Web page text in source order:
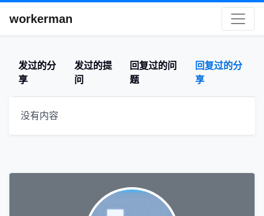
workerman
发过的分
享
发过的提
问
回复过的问
题
回复过的分
享
没有内容